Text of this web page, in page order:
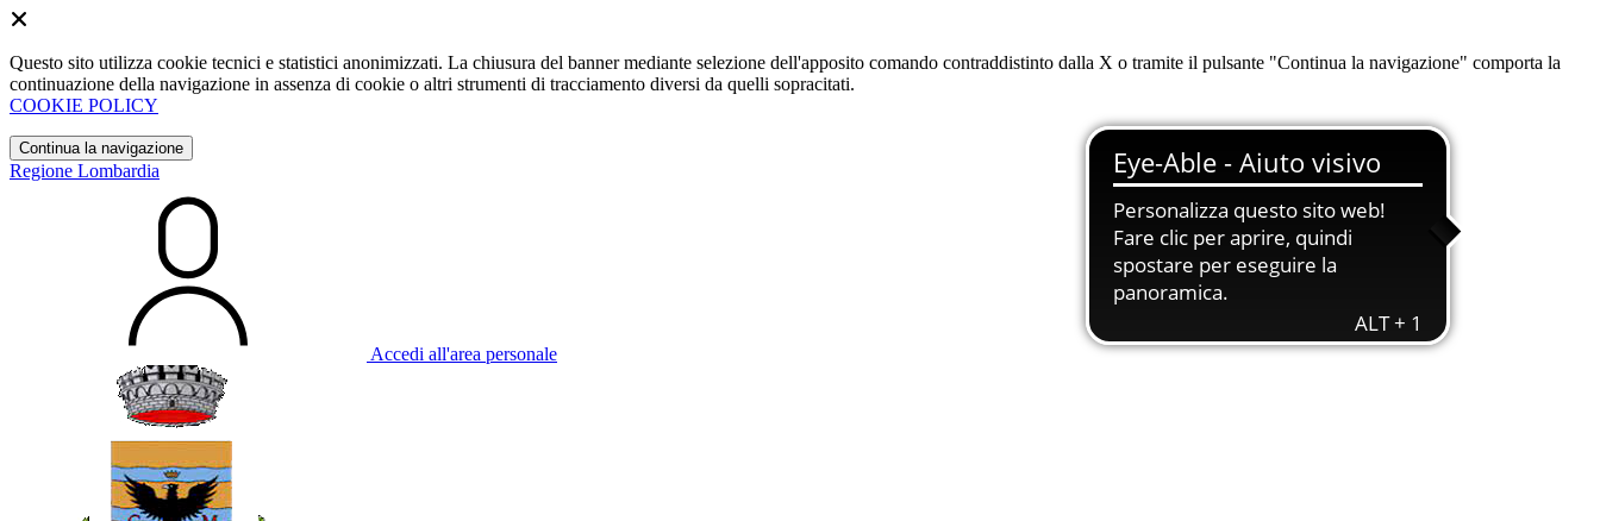
Questo sito utilizza cookie tecnici e statistici anonimizzati. La chiusura del banner mediante selezione dell'apposito comando contraddistinto dalla X o tramite il pulsante "Continua la navigazione" comporta la
continuazione della navigazione in assenza di cookie o altri strumenti di tracciamento diversi da quelli sopracitati.
COOKIE POLICY
Continua la navigazione
Regione Lombardia
Accedi all'area personale